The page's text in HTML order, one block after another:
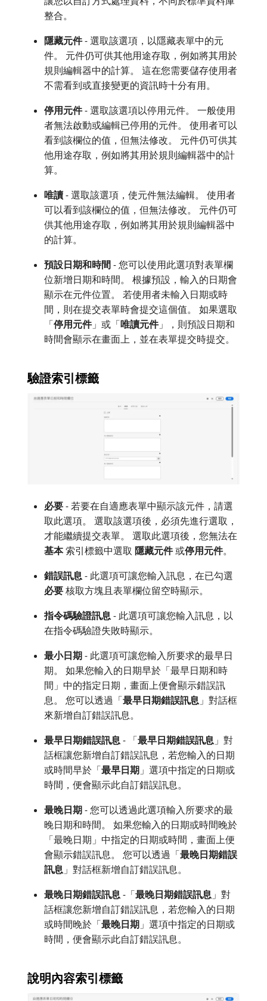
整合。
隱藏元件- 選取該選項，以隱藏表單中的元
件。 元件仍可供其他用途存取，例如將其用於
規則編輯器中的計算。 這在您需要儲存使用者
不需看到或直接變更的資訊時十分有用。
停用元件- 選取該選項以停用元件。 一般使用
者無法啟動或編輯已停用的元件。 使用者可以
看到該欄位的值，但無法修改。 元件仍可供其
他用途存取，例如將其用於規則編輯器中的計
算。
唯讀 - 選取該選項，使元件無法編輯。 使用者
可以看到該欄位的值，但無法修改。 元件仍可
供其他用途存取，例如將其用於規則編輯器中
的計算。
預設日期和時間 - 您可以使用此選項對表單欄
位新增日期和時間。 根據預設，輸入的日期會
顯示在元件位置。 若使用者未輸入日期或時
間，則在提交表單時會提交這個值。 如果選取
「停用元件」或「唯讀元件」，則預設日期和
時間會顯示在畫面上，並在表單提交時提交。
驗證索引標籤
必要 - 若要在自適應表單中顯示該元件，請選
取此選項。 選取該選項後，必須先進行選取，
才能繼續提交表單。 選取此選項後，您無法在​
基本​索引標籤中選取​ 隱藏元件​或​停用元件。
錯誤訊息 - 此選項可讓您輸入訊息，在已勾選​
必要 ​核取方塊且表單欄位留空時顯示。
指令碼驗證訊息 - 此選項可讓您輸入訊息，以
在指令碼驗證失敗時顯示。
最小日期 - 此選項可讓您輸入所要求的最早日
期。 如果您輸入的日期早於「最早日期和時
間」中的指定日期，畫面上便會顯示錯誤訊
息。 您可以透過「最早日期錯誤訊息 」對話框
來新增自訂錯誤訊息。
最早日期錯誤訊息 - 「最早日期錯誤訊息 」對
話框讓您新增自訂錯誤訊息，若您輸入的日期
或時間早於「最早日期 」選項中指定的日期或
時間，便會顯示此自訂錯誤訊息。
最晚日期 - 您可以透過此選項輸入所要求的最
晚日期和時間。 如果您輸入的日期或時間晚於
「最晚日期」中指定的日期或時間，畫面上便
會顯示錯誤訊息。 您可以透過「最晚日期錯誤
訊息 」對話框新增自訂錯誤訊息。
最晚日期錯誤訊息 -「最晚日期錯誤訊息 」對
話框讓您新增自訂錯誤訊息，若您輸入的日期
或時間晚於「最晚日期 」選項中指定的日期或
時間，便會顯示此自訂錯誤訊息。
說明內容索引標籤